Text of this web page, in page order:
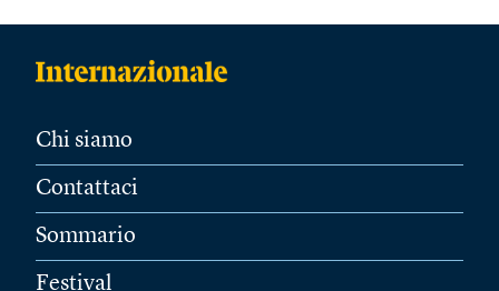
Chi siamo
Contattaci
Sommario
Festival